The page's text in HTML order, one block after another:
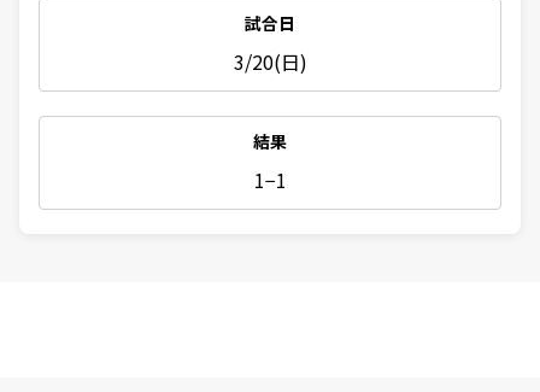
試合日
3/20(日)
結果
1−1